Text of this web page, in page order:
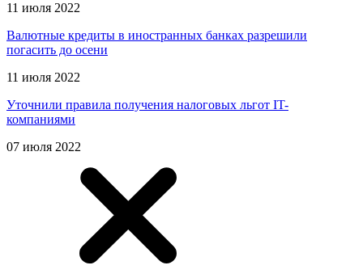
11 июля 2022
Валютные кредиты в иностранных банках разрешили
погасить до осени
11 июля 2022
Уточнили правила получения налоговых льгот IT-
компаниями
07 июля 2022